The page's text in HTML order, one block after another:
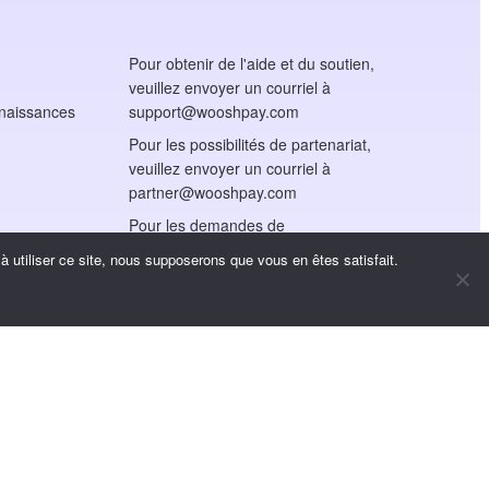
Pour obtenir de l'aide et du soutien,
veuillez envoyer un courriel à
support@wooshpay.com
Pour les possibilités de partenariat,
veuillez envoyer un courriel à
partner@wooshpay.com
Pour les demandes de
renseignements des médias,
veuillez envoyer un courriel à
utiliser ce site, nous supposerons que vous en êtes satisfait.